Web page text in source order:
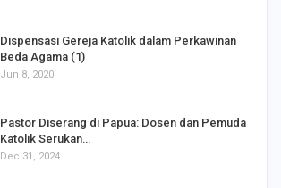
Dispensasi Gereja Katolik dalam Perkawinan
Beda Agama (1)
Jun 8, 2020
Pastor Diserang di Papua: Dosen dan Pemuda
Katolik Serukan…
Dec 31, 2024